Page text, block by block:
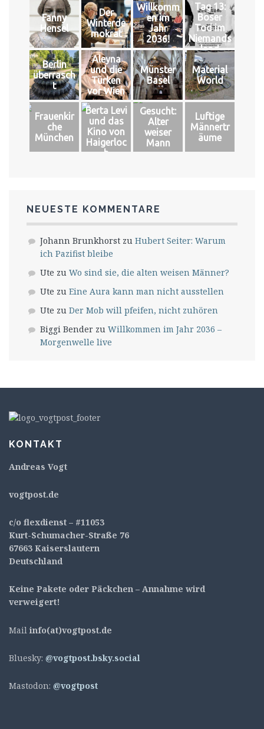
Fanny
Hensel
Der
Winterde
mokrat
Willkomm
en im
Jahr
2036!
Tag 13:
Böser
Tod im
Niemands
land
Berlin
überrasch
t
Aleyna
und die
Türken
vor Wien
Münster
Basel
Material
World
Frauenkir
che
München
Berta Levi
und das
Kino von
Haigerloc
h
Gesucht:
Alter
weiser
Mann
Luftige
Männertr
äume
NEUESTE KOMMENTARE
Johann Brunkhorst zu Hubert Seiter: Warum
ich Pazifist bleibe
Ute zu Wo sind sie, die alten weisen Männer?
Ute zu Eine Aura kann man nicht ausstellen
Ute zu Der Mob will pfeifen, nicht zuhören
Biggi Bender zu Willkommen im Jahr 2036 –
Morgenwelle live
KONTAKT
Andreas Vogt
vogtpost.de
c/o flexdienst – #11053
Kurt-Schumacher-Straße 76
67663 Kaiserslautern
Deutschland
Keine Pakete oder Päckchen – Annahme wird
verweigert!
Mail info(at)vogtpost.de
Bluesky: @vogtpost.bsky.social
Mastodon: @vogtpost